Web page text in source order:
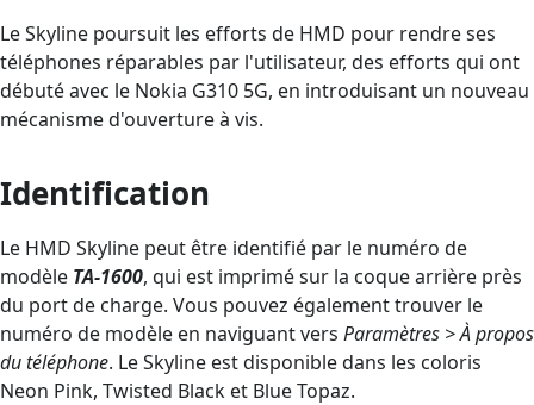
Le Skyline poursuit les efforts de HMD pour rendre ses
téléphones réparables par l'utilisateur, des efforts qui ont
débuté avec le Nokia G310 5G, en introduisant un nouveau
mécanisme d'ouverture à vis.
Identification
Le HMD Skyline peut être identifié par le numéro de
modèle TA-1600, qui est imprimé sur la coque arrière près
du port de charge. Vous pouvez également trouver le
numéro de modèle en naviguant vers Paramètres > À propos
du téléphone. Le Skyline est disponible dans les coloris
Neon Pink, Twisted Black et Blue Topaz.